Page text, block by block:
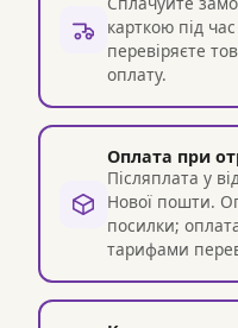
карткою під
перевіряєте
оплату.
Оплата при
Післяплата у
Нової пошти.
посилки;
тарифами